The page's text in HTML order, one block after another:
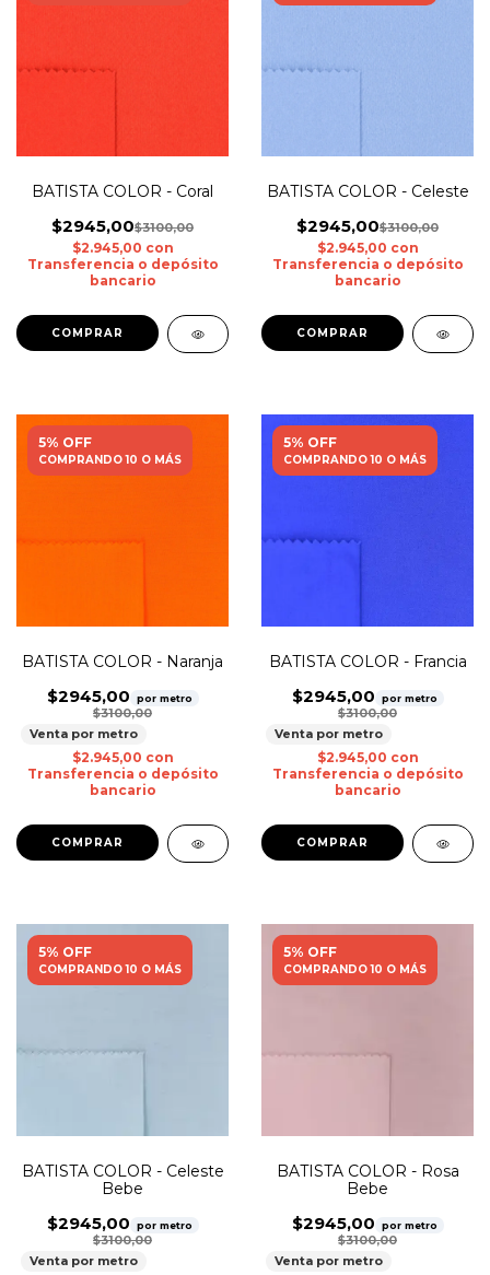
BATISTA COLOR - Coral
$2945,00$3100,00
$2.945,00 con
Transferencia o depósito
bancario
BATISTA COLOR - Celeste
$2945,00$3100,00
$2.945,00 con
Transferencia o depósito
bancario
5% OFF
COMPRANDO 10 O MÁS
BATISTA COLOR - Naranja
$2945,00 por metro
$3100,00
Venta por metro
$2.945,00 con
Transferencia o depósito
bancario
5% OFF
COMPRANDO 10 O MÁS
BATISTA COLOR - Francia
$2945,00 por metro
$3100,00
Venta por metro
$2.945,00 con
Transferencia o depósito
bancario
5% OFF
COMPRANDO 10 O MÁS
BATISTA COLOR - Celeste
Bebe
$2945,00 por metro
$3100,00
Venta por metro
5% OFF
COMPRANDO 10 O MÁS
BATISTA COLOR - Rosa
Bebe
$2945,00 por metro
$3100,00
Venta por metro